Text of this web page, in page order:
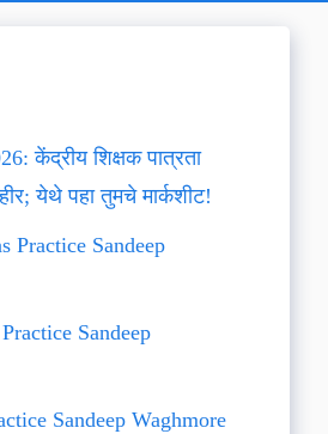
केंद्रीय शिक्षक पात्रता
येथे पहा तुमचे मार्कशीट!
Practice Sandeep
Sandeep
Sandeep Waghmore